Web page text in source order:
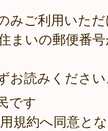
みご利用いた
まいの郵便番
お読みくださ
です
規約へ同意と